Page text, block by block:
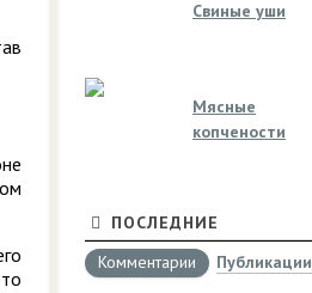
Свиные уши
Мясные
копчености
ПОСЛЕДНИЕ
Комментарии
Публикации